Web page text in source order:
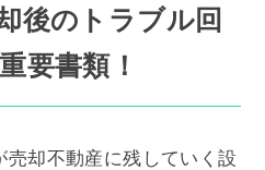
後のトラブル回
要書類！
却不動産に残していく設